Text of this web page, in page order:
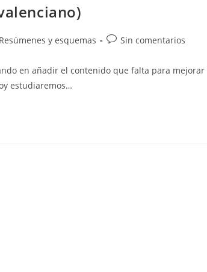
Resúmenes y esquemas
Comentarios
entrada:
Sin comentarios
en añadir el contenido que falta para
estudiaremos…